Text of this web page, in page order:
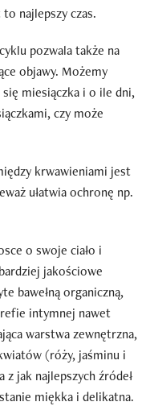
najlepszy czas.
pozwala także na
objawy. Możemy
miesiączka i o ile dni,
czy może
krwawieniami jest
ułatwia ochronę np.
o swoje ciało i
jakościowe
bawełną organiczną,
intymnej nawet
warstwa zewnętrzna,
(róży, jaśminu i
jak najlepszych źródeł
miękka i delikatna.